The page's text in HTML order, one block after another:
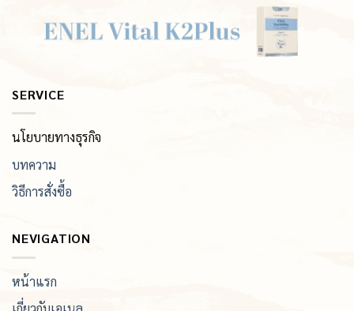
SERVICE
นโยบายทางธุรกิจ
บทความ
วิธีการสั่งซื้อ
NEVIGATION
หน้าแรก